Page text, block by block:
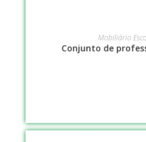
LEIA MAIS
Mobiliário
Conjunto de